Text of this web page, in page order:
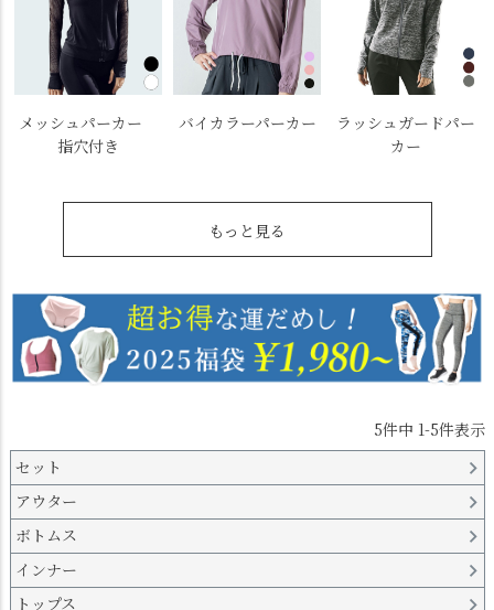
メッシュパーカー
指穴付き
バイカラーパーカー
ラッシュガードパー
カー
もっと見る
5件中 1-5件表示
セット
アウター
ボトムス
インナー
トップス